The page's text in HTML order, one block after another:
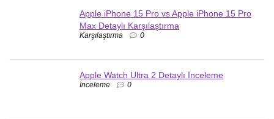
Apple iPhone 15 Pro vs Apple iPhone 15 Pro
Max Detaylı Karşılaştırma
Karşılaştırma 0
Apple Watch Ultra 2 Detaylı İnceleme
İnceleme 0